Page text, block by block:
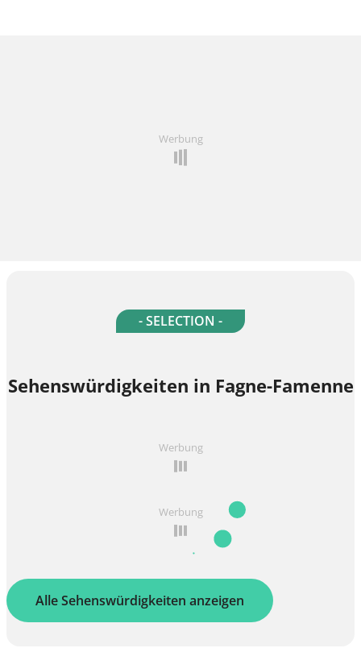
Werbung
- SELECTION -
Sehenswürdigkeiten in Fagne-Famenne
Werbung
Werbung
Alle Sehenswürdigkeiten anzeigen